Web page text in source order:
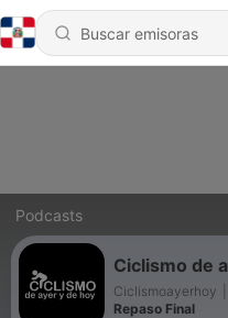
Podcasts
Ciclismo de
Ciclismoayerhoy
Repaso Final